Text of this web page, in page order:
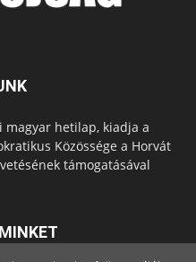
magyar hetilap, kiadja a
Közössége a Horvát
támogatásával